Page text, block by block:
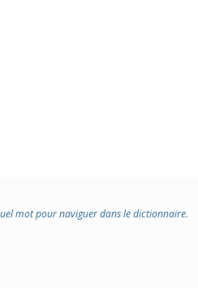
mot pour naviguer dans le dictionnaire.